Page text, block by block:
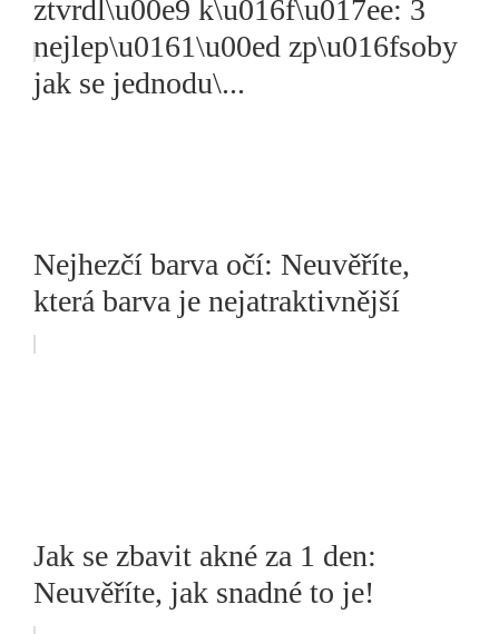
ztvrdl\u00e9 k\u016f\u017ee: 3
nejlep\u0161\u00ed zp\u016fsoby
jak se jednodu\...
Nejhezčí barva očí: Neuvěříte,
která barva je nejatraktivnější
Jak se zbavit akné za 1 den:
Neuvěříte, jak snadné to je!